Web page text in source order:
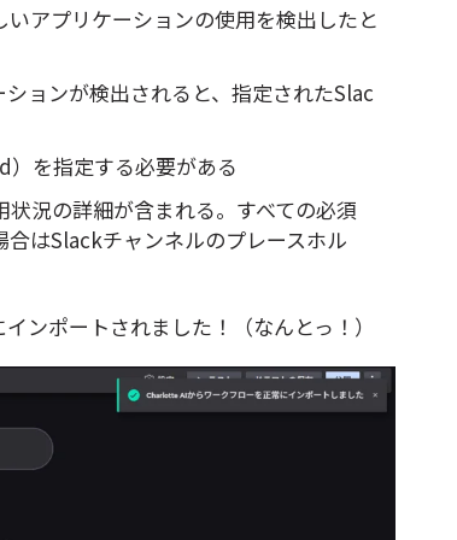
アプリケーションの使用を検出したと
ョンが検出されると、指定されたSlac
を指定する必要がある
況の詳細が含まれる。すべての必須
はSlackチャンネルのプレースホル
ンポートされました！（なんとっ！）